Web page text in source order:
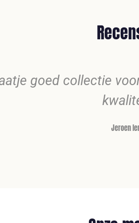
goed collectie
Jeroen